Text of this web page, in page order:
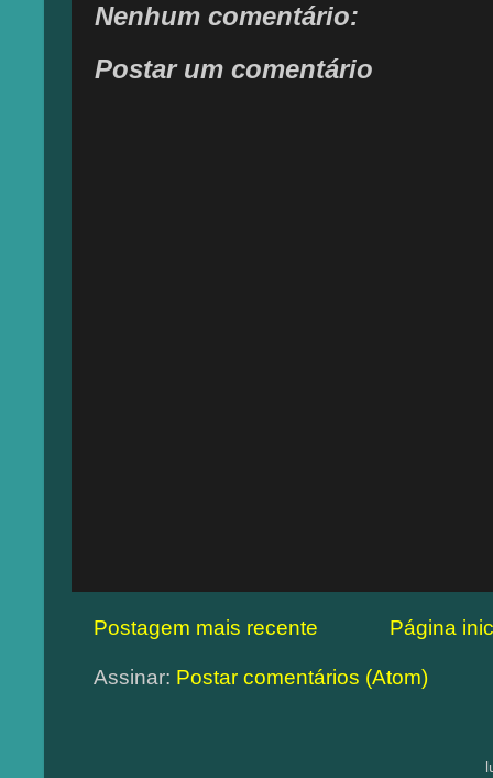
Nenhum comentário:
Postar um comentário
Postagem mais recente Página
Assinar: Postar comentários (Atom)